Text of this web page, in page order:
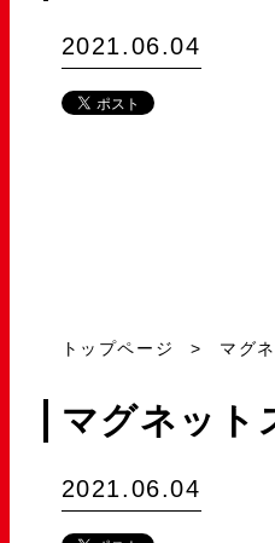
2021.06.04
トップページ マグ
マグネット
2021.06.04